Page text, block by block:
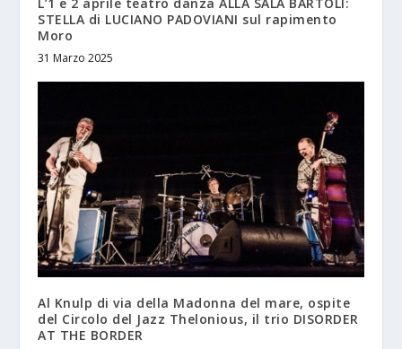
STELLA di LUCIANO PADOVIANI sul rapimento
Moro
31 Marzo 2025
Al Knulp di via della Madonna del mare, ospite
del Circolo del Jazz Thelonious, il trio DISORDER
AT THE BORDER